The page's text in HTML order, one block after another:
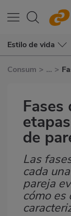
Estilo de vida
Consum > ... >
Fases
de
Subtítulo
Las
cada
pareja
cómo es